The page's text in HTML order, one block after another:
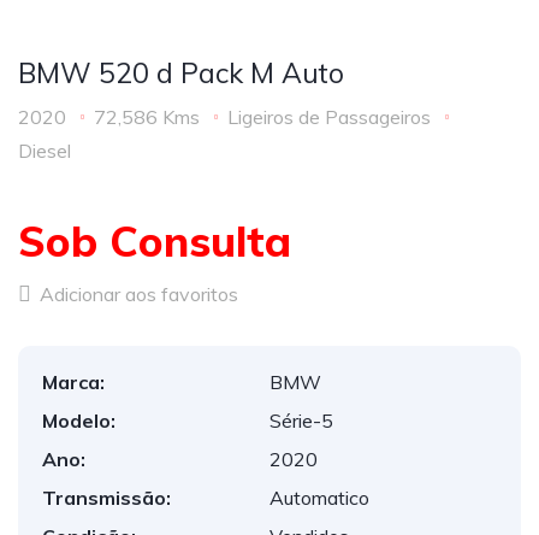
BMW 520 d Pack M Auto
2020 72,586 Kms
Ligeiros de Passageiros
Diesel
Sob Consulta
Adicionar aos favoritos
Marca:
BMW
Modelo:
Série-5
Ano:
2020
Transmissão:
Automatico